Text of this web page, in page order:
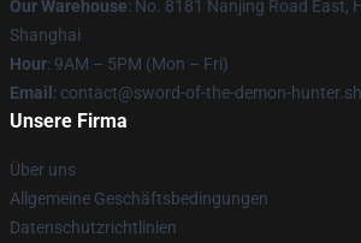
Our Warehouse: No. 8181 Nanjing Road East,
Shanghai
Hour: 9AM – 5PM (Mon – Fri)
Email : contact@sword-of-the-demon-
Unsere Firma
Über uns
Allgemeine Geschäftsbedingungen
Datenschutzrichtlinien